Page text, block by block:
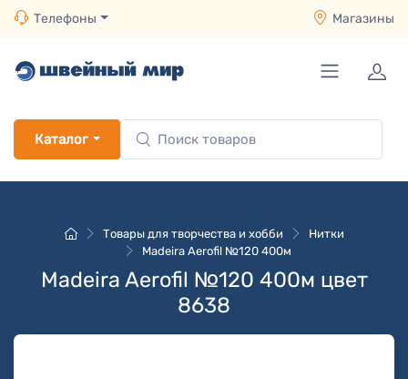
Телефоны Магазины
Каталог
Товары для творчества и хобби
Нитки
Madeira Aerofil №120 400м
Madeira Aerofil №120 400м цвет
8638